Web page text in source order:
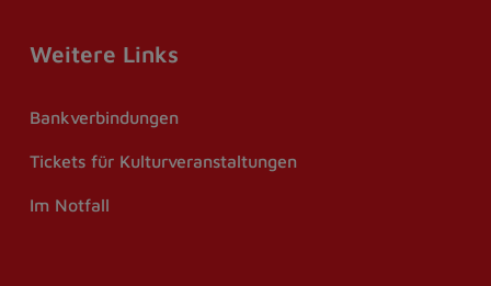
Weitere Links
Bankverbindungen
Tickets für Kulturveranstaltungen
Im Notfall